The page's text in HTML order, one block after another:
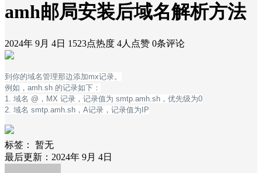
amh邮局安装后域名解析方法
2024年 9月 4日 1523点热度 4人点赞 0条评论
到你的域名管理那边添加mx记录。
例如，amh.sh 的记录如下：
1. 域名 @，MX 记录，记录值为 smtp.amh.sh，优先级为0
2. 域名 smtp.amh.sh，A记录，记录值为IP
标签：
暂无
最后更新：2024年 9月 4日